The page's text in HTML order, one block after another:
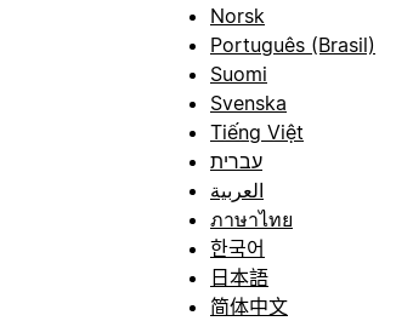
Norsk
Português (Brasil)
Suomi
Svenska
Tiếng Việt
עברית
العربية
ภาษาไทย
한국어
日本語
简体中文